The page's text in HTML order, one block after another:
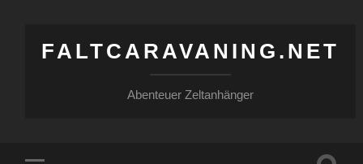
FALTCARAVANING.NET
Abenteuer Zeltanhänger